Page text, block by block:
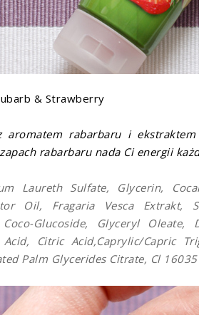
& Strawberry
rabarbaru i
rabarbaru nada Ci energii
Laureth Sulfate, Glycerin,
Oil, Fragaria Vesca Extrakt,
Glucoside, Glyceryl Oleate,
Citric Acid,Caprylic/Capric
Palm Glycerides Citrate, Cl 16035